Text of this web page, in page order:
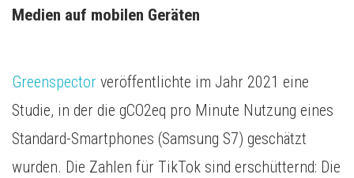
Medien auf mobilen Geräten
Greenspector veröffentlichte im Jahr 2021 eine
Studie, in der die gCO2eq pro Minute Nutzung eines
Standard-Smartphones (Samsung S7) geschätzt
wurden. Die Zahlen für TikTok sind erschütternd: Die